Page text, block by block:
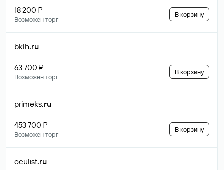
18 200 ₽
Возможен торг
В корзину
bklh.ru
63 700 ₽
Возможен торг
В корзину
primeks.ru
453 700 ₽
Возможен торг
В корзину
oculist.ru